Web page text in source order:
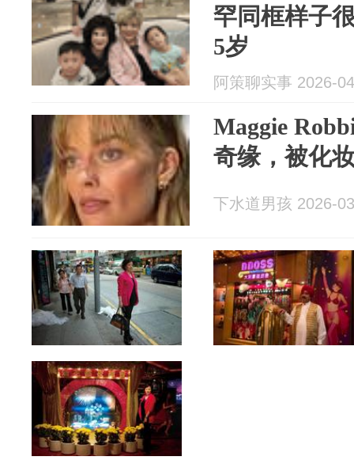
罕同框样子
5岁
阿策聊实事 2026-
Maggie
奇缘，被化
下水道男孩 2026-